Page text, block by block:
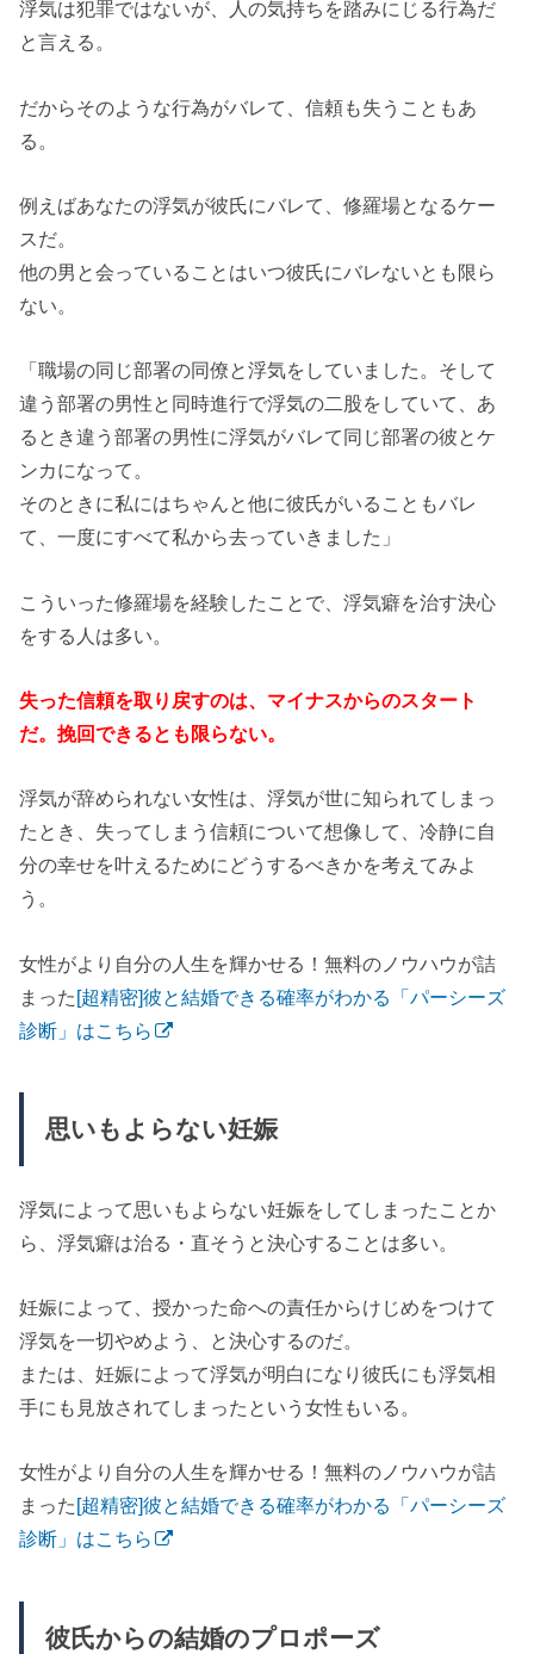
浮気は犯罪ではないが、人の気持ちを踏みにじる行為だ
と言える。
だからそのような行為がバレて、信頼も失うこともあ
る。
例えばあなたの浮気が彼氏にバレて、修羅場となるケー
スだ。
他の男と会っていることはいつ彼氏にバレないとも限ら
ない。
「職場の同じ部署の同僚と浮気をしていました。そして
違う部署の男性と同時進行で浮気の二股をしていて、あ
るとき違う部署の男性に浮気がバレて同じ部署の彼とケ
ンカになって。
そのときに私にはちゃんと他に彼氏がいることもバレ
て、一度にすべて私から去っていきました」
こういった修羅場を経験したことで、浮気癖を治す決心
をする人は多い。
失った信頼を取り戻すのは、マイナスからのスタート
だ。挽回できるとも限らない。
浮気が辞められない女性は、浮気が世に知られてしまっ
たとき、失ってしまう信頼について想像して、冷静に自
分の幸せを叶えるためにどうするべきかを考えてみよ
う。
女性がより自分の人生を輝かせる！無料のノウハウが詰
まった[超精密]彼と結婚できる確率がわかる「パーシーズ
診断」はこちら
思いもよらない妊娠
浮気によって思いもよらない妊娠をしてしまったことか
ら、浮気癖は治る・直そうと決心することは多い。
妊娠によって、授かった命への責任からけじめをつけて
浮気を一切やめよう、と決心するのだ。
または、妊娠によって浮気が明白になり彼氏にも浮気相
手にも見放されてしまったという女性もいる。
女性がより自分の人生を輝かせる！無料のノウハウが詰
まった [超精密]彼と結婚できる確率がわかる「パーシーズ
診断」はこちら
彼氏からの結婚のプロポーズ